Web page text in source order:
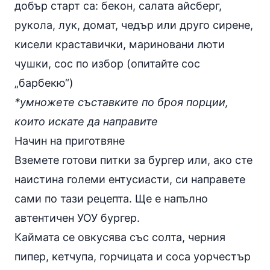
добър старт са: бекон, салата айсберг,
рукола, лук, домат, чедър или друго сирене,
кисели краставички, мариновани люти
чушки, сос по избор (опитайте сос
„барбекю“)
*умножете съставките по броя порции,
които искате да направите
Начин на приготвяне
Вземете готови питки за бургер или, ако сте
наистина големи ентусиасти, си направете
сами по тази рецепта. Ще е напълно
автентичен УОУ бургер.
Каймата се овкусява със солта, черния
пипер, кетчупа, горчицата и соса уорчестър